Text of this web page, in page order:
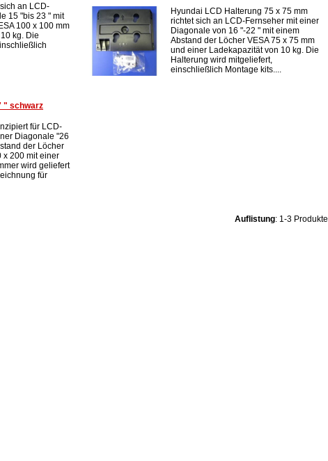
an LCD-
15 "bis 23 " mit
100 x 100 mm
kg. Die
Hyundai LCD Halterung 75 x 75 mm
richtet sich an LCD-Fernseher mit einer
Diagonale von 16 "-22 " mit einem
Abstand der Löcher VESA 75 x 75 mm
und einer Ladekapazität von 10 kg. Die
Halterung wird mitgeliefert,
einschließlich Montage kits....
" schwarz
für LCD-
Diagonale "26
der Löcher
x 200 mit einer
wird geliefert
für
Auflistung: 1-3 Produkte